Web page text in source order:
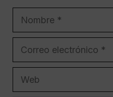
Nombre
Correo
Web